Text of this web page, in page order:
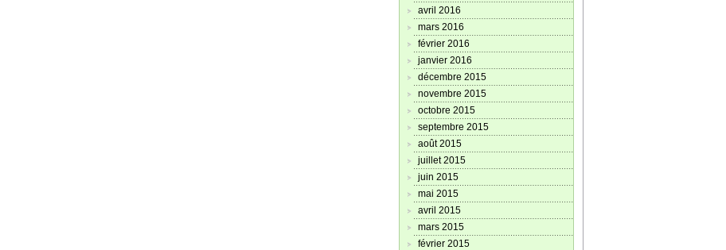
avril 2016
mars 2016
février 2016
janvier 2016
décembre 2015
novembre 2015
octobre 2015
septembre 2015
août 2015
juillet 2015
juin 2015
mai 2015
avril 2015
mars 2015
février 2015